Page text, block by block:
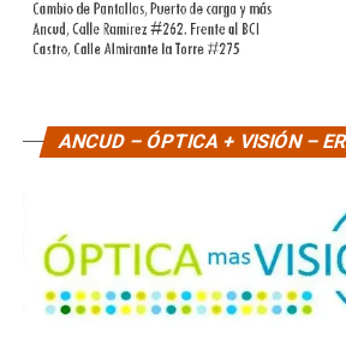
ANCUD – ÓPTICA + VISIÓN –